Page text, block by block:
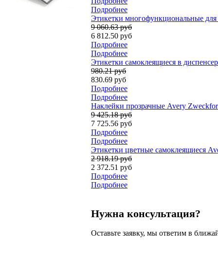
Подробнее
Этикетки многофункциональные
9 060.63 руб
6 812.50 руб
Подробнее
Подробнее
Этикетки самоклеящиеся в
980.21 руб
830.69 руб
Подробнее
Подробнее
Наклейки прозрачные Avery
9 425.18 руб
7 725.56 руб
Подробнее
Подробнее
Этикетки цветные самоклеящиеся
2 918.19 руб
2 372.51 руб
Подробнее
Подробнее
Нужна консультация?
Оставьте заявку, мы ответим в